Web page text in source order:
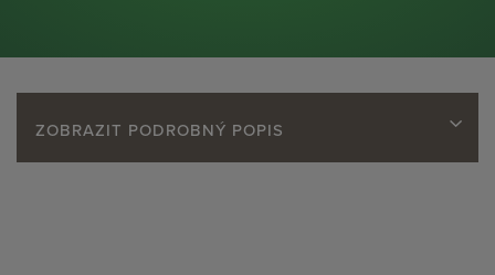
ZOBRAZIT PODROBNÝ POPIS